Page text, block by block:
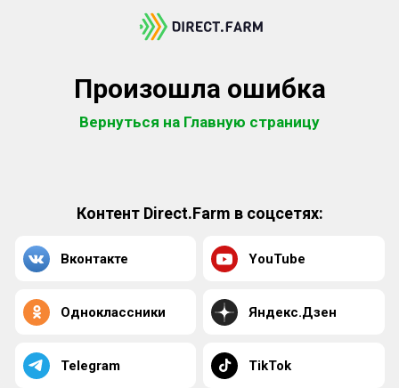
Произошла ошибка
Вернуться на Главную страницу
Контент Direct.Farm в соцсетях:
Вконтакте YouTube
Одноклассники Яндекс.Дзен
Telegram TikTok